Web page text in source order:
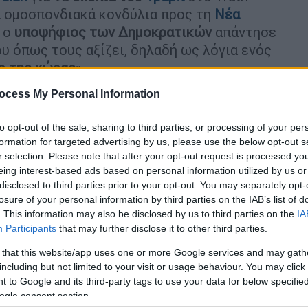
My Personal Information
opt-out of the sale, sharing to third parties, or processing of your
for targeted advertising by us, please use the below opt-out
selection. Please note that after your opt-out request is processed
interest-based ads based on personal information utilized by us
to third parties prior to your opt-out. You may separately
of your personal information by third parties on the IAB’s list of
This information may also be disclosed by us to third parties on the
Participants that may further disclose it to other third parties.
that this website/app uses one or more Google services and may
but not limited to your visit or usage behaviour. You may
to Google and its third-party tags to use your data for below
consent section.
ομοσπονδιακά κονδύλια προς τη Νέα
ο υποψήφιος των Δημοκρατικών απάντησε
όπως τους αξίζει, δηλαδή ως λόγια ενός
της χώρας».
Κουόμο για να νικήσουμε τον
εκλογές: «Όποιος Εβραίος